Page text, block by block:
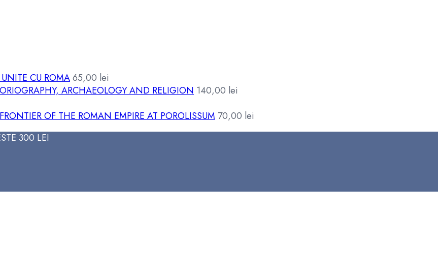
CU ROMA65,00 lei
ARCHAEOLOGY AND RELIGION 140,00 lei
OF THE ROMAN EMPIRE AT POROLISSUM 70,00 lei
300 LEI